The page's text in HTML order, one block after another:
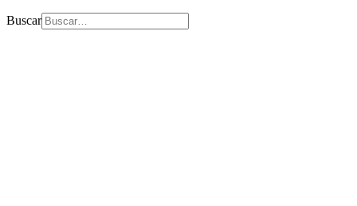
Buscar